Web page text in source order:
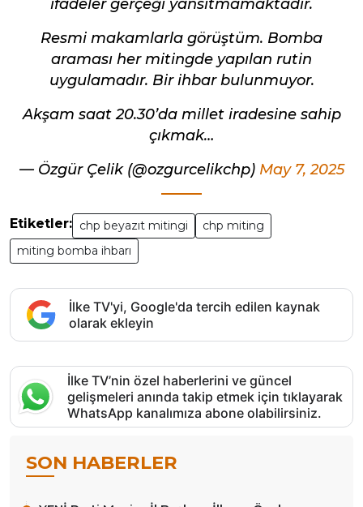
ifadeler gerçeği yansıtmamaktadır.
Resmi makamlarla görüştüm. Bomba
araması her mitingde yapılan rutin
uygulamadır. Bir ihbar bulunmuyor.
Akşam saat 20.30’da millet iradesine sahip
çıkmak…
— Özgür Çelik (@ozgurcelikchp) May 7, 2025
Etiketler: chp beyazıt mitingi
chp miting
miting bomba ihbarı
İlke TV'yi, Google'da tercih edilen kaynak
olarak ekleyin
İlke TV’nin özel haberlerini ve güncel
gelişmeleri anında takip etmek için tıklayarak
WhatsApp kanalımıza abone olabilirsiniz.
SON HABERLER